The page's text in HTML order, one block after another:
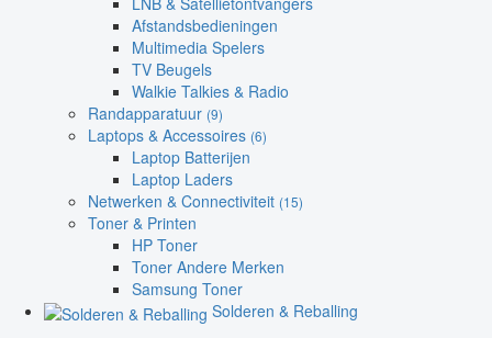
Afstandsbedieningen
Multimedia Spelers
TV Beugels
Walkie Talkies & Radio
Randapparatuur (9)
Laptops & Accessoires (6)
Laptop Batterijen
Laptop Laders
Netwerken & Connectiviteit (15)
Toner & Printen
HP Toner
Toner Andere Merken
Samsung Toner
Solderen & Reballing